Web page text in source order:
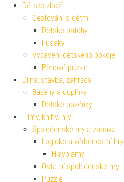
Dětské zboží
Cestování s dětmi
Dětské batohy
Fusaky
Vybavení dětského pokoje
Pěnové puzzle
Dílna, stavba, zahrada
Bazény a doplňky
Dětské bazénky
Filmy, knihy, hry
Společenské hry a zábava
Logické a vědomostní hry
Hlavolamy
Ostatní společenské hry
Puzzle